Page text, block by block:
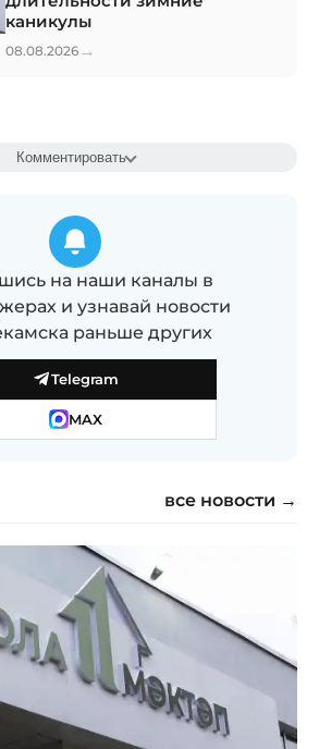
каникулы
08.08.2026 →
Комментировать
на наши каналы в
и узнавай новости
раньше других
Telegram
MAX
все новости →